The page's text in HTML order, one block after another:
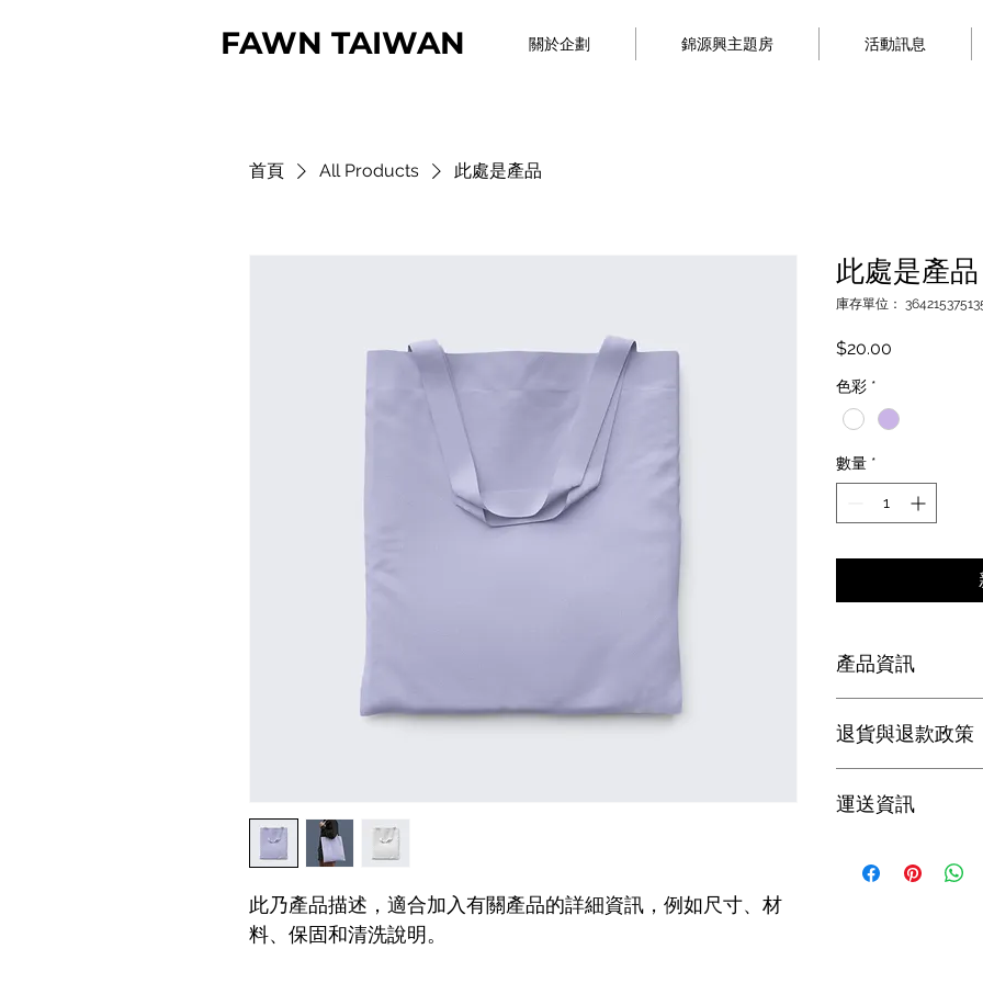
關於企劃 錦源興主題房 活動訊息
FAWN TAIWAN
首頁 All Products 此處是產品
此乃產品描述，適合加入有關產品的詳細資訊，例如尺寸、材
料、保固和清洗說明。
此處是產品
庫存單位：
$20.00
色彩 *
數量 *
產品資訊
寸、材料、保固和清
客有信心和决心購買
退貨與退款政策
產品。撰寫政策時，
運送資訊
的資訊。撰寫政策時